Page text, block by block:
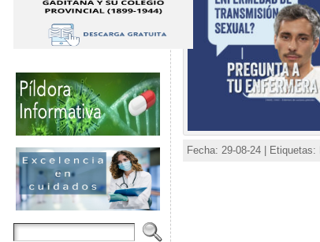
Fecha: 29-08-24 | Etiquetas: